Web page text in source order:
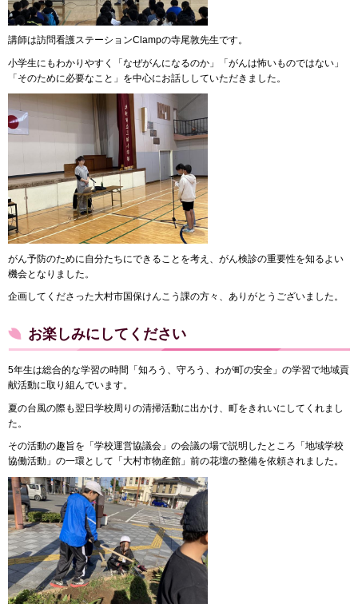
講師は訪問看護ステーションClampの寺尾敦先生です。
小学生にもわかりやすく「なぜがんになるのか」「がんは怖いものではない」
「そのために必要なこと」を中心にお話ししていただきました。
がん予防のために自分たちにできることを考え、がん検診の重要性を知るよい
機会となりました。
企画してくださった大村市国保けんこう課の方々、ありがとうございました。
お楽しみにしてください
5年生は総合的な学習の時間「知ろう、守ろう、わが町の安全」の学習で地域貢
献活動に取り組んでいます。
夏の台風の際も翌日学校周りの清掃活動に出かけ、町をきれいにしてくれまし
た。
その活動の趣旨を「学校運営協議会」の会議の場で説明したところ「地域学校
協働活動」の一環として「大村市物産館」前の花壇の整備を依頼されました。